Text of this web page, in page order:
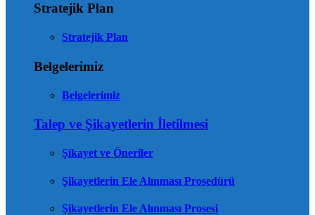
Stratejik Plan
Stratejik Plan
Belgelerimiz
Belgelerimiz
Talep ve Şikayetlerin İletilmesi
Şikayet ve Öneriler
Şikayetlerin Ele Alınması Prosedürü
Şikayetlerin Ele Alınması Prosesi